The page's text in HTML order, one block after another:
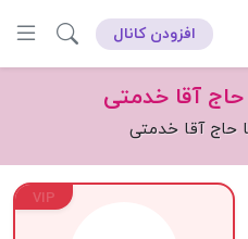
افزودن کانال
آقا خدمتی
حاج آقا خدمتی
VIP